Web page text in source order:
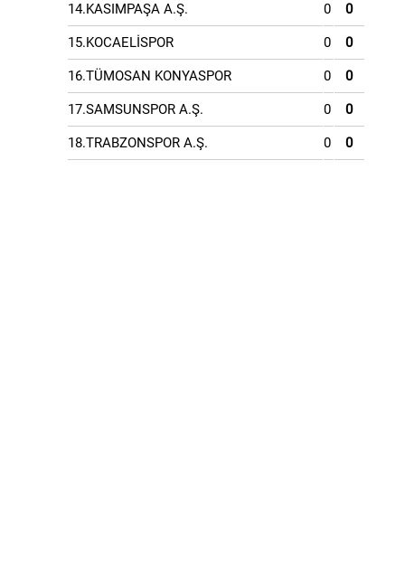
14.KASIMPAŞA A.Ş. 0 0
15.KOCAELİSPOR 0 0
16.TÜMOSAN KONYASPOR 0 0
17.SAMSUNSPOR A.Ş. 0 0
18.TRABZONSPOR A.Ş. 0 0